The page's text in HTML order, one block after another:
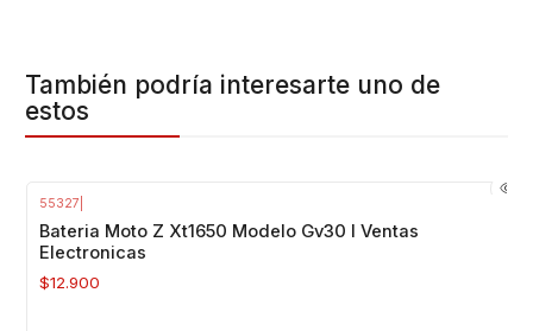
También podría interesarte uno de
estos
55327
Bateria Moto Z Xt1650 Modelo Gv30 I Ventas
Electronicas
$12.900